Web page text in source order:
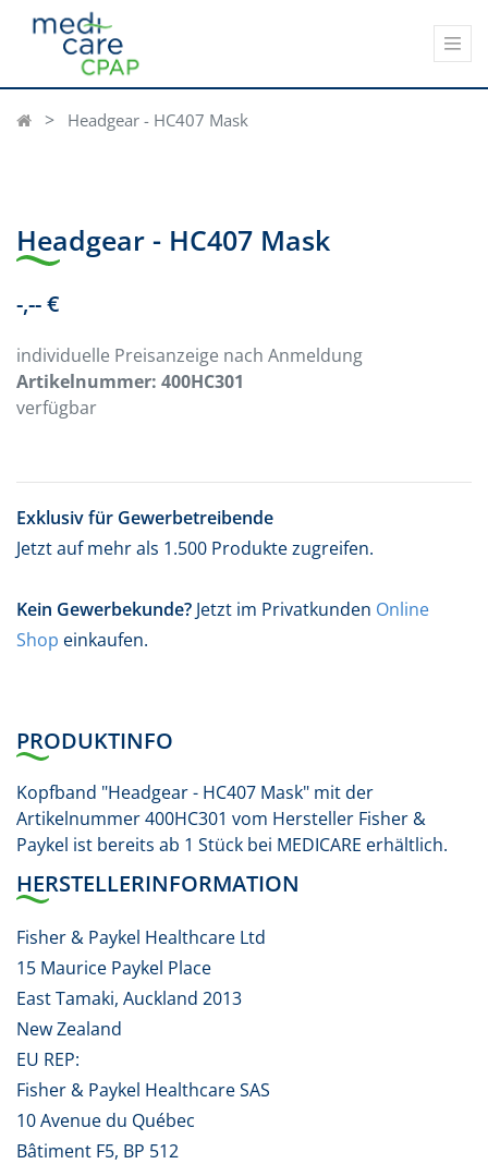
Headgear - HC407 Mask
Headgear - HC407 Mask
-,-- €
individuelle Preisanzeige nach Anmeldung
Artikelnummer: 400HC301
verfügbar
Exklusiv für Gewerbetreibende
Jetzt auf mehr als 1.500 Produkte zugreifen.
Kein Gewerbekunde? Jetzt im Privatkunden Online
Shop einkaufen.
PRODUKTINFO
Kopfband "Headgear - HC407 Mask" mit der
Artikelnummer 400HC301 vom Hersteller Fisher &
Paykel ist bereits ab 1 Stück bei MEDICARE erhältlich.
HERSTELLERINFORMATION
Fisher & Paykel Healthcare Ltd
15 Maurice Paykel Place
East Tamaki, Auckland 2013
New Zealand
EU REP:
Fisher & Paykel Healthcare SAS
10 Avenue du Québec
Bâtiment F5, BP 512